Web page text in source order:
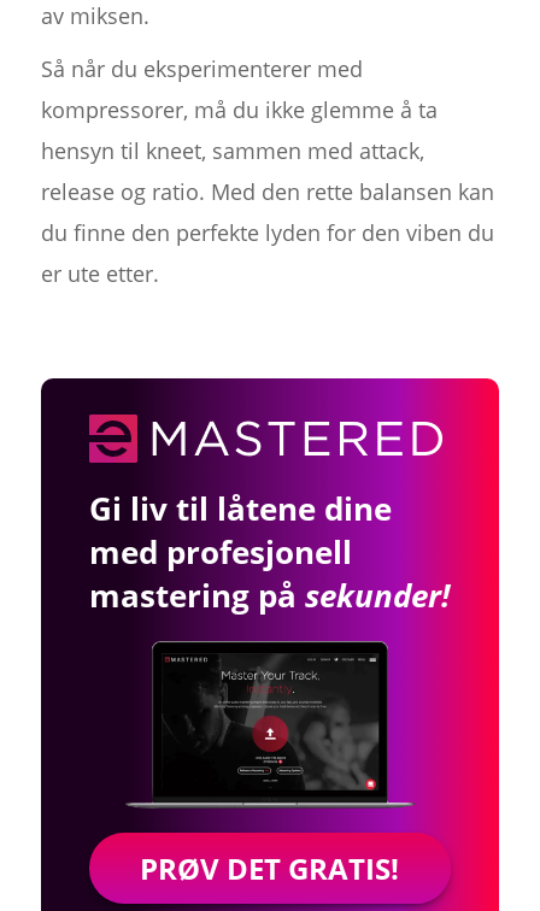
av miksen.
Så når du eksperimenterer med
kompressorer, må du ikke glemme å ta
hensyn til kneet, sammen med attack,
release og ratio. Med den rette balansen kan
du finne den perfekte lyden for den viben du
er ute etter.
Gi liv til låtene dine
med profesjonell
mastering på sekunder!
PRØV DET GRATIS!